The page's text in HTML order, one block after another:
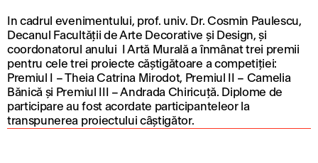
In cadrul evenimentului, prof. univ. Dr. Cosmin Paulescu,
Decanul Facultății de Arte Decorative și Design, și
coordonatorul anului I Artă Murală a înmânat trei premii
pentru cele trei proiecte căștigătoare a competiției:
Premiul I – Theia Catrina Mirodot, Premiul II – Camelia
Bănică și Premiul III – Andrada Chiricuță. Diplome de
participare au fost acordate participanteleor la
transpunerea proiectului câștigător.